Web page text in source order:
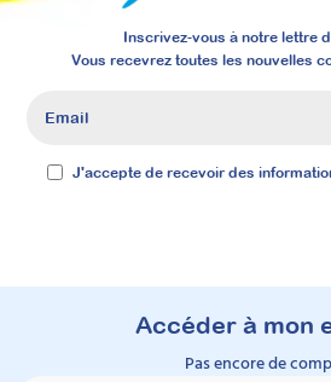
Apprenez à structurer une
de psychoéducation du TSA
parents, grâce à des
précisément à leurs attentes
Inscriptions ouvertes
À
Inscrivez-vous à notre lettre
Vous recevrez toutes les nouvelles
J'accepte de recevoir des
Accéder à mon
Pas encore de